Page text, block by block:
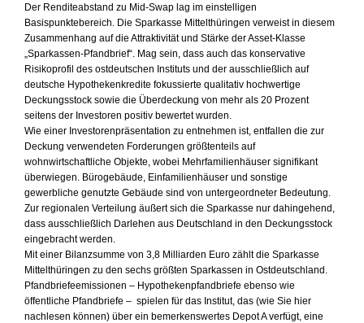
Der Renditeabstand zu Mid-Swap lag im einstelligen
Basispunktebereich. Die Sparkasse Mittelthüringen verweist in diesem
Zusammenhang auf die Attraktivität und Stärke der Asset-Klasse
„Sparkassen-Pfandbrief“. Mag sein, dass auch das konservative
Risikoprofil des ostdeutschen Instituts und der ausschließlich auf
deutsche Hypothekenkredite fokussierte qualitativ hochwertige
Deckungsstock sowie die Überdeckung von mehr als 20 Prozent
seitens der Investoren positiv bewertet wurden.
Wie einer Investorenpräsentation zu entnehmen ist, entfallen die zur
Deckung verwendeten Forderungen größtenteils auf
wohnwirtschaftliche Objekte, wobei Mehrfamilienhäuser signifikant
überwiegen. Bürogebäude, Einfamilienhäuser und sonstige
gewerbliche genutzte Gebäude sind von untergeordneter Bedeutung.
Zur regionalen Verteilung äußert sich die Sparkasse nur dahingehend,
dass ausschließlich Darlehen aus Deutschland in den Deckungsstock
eingebracht werden.
Mit einer Bilanzsumme von 3,8 Milliarden Euro zählt die Sparkasse
Mittelthüringen zu den sechs größten Sparkassen in Ostdeutschland.
Pfandbriefeemissionen – Hypothekenpfandbriefe ebenso wie
öffentliche Pfandbriefe – spielen für das Institut, das (wie Sie hier
nachlesen können) über ein bemerkenswertes Depot A verfügt, eine